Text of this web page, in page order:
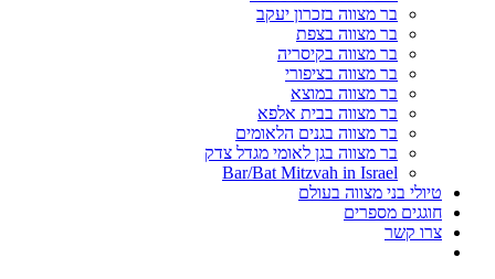
בר מצווה בזכרון יעקב
בר מצווה בצפת
בר מצווה בקיסריה
בר מצווה בציפורי
בר מצווה במוצא
בר מצווה בבית אלפא
בר מצווה בגנים הלאומים
בר מצווה בגן לאומי מגדל צדק
Bar/Bat Mitzvah in Israel
טיולי בני מצווה בעולם
חוגגים מספרים
צרו קשר